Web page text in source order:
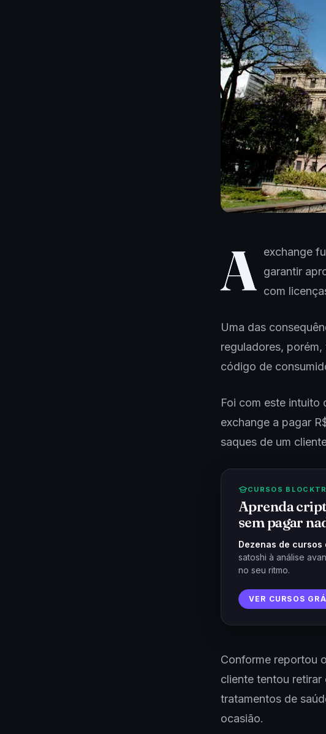
A exchange
garantir
com
Uma das
reguladores,
código de
Foi com este intuito
exchange a pagar
saques de um
CURSOS
Aprenda
sem pagar
Dezenas de cursos
satoshi à análise
no seu ritmo.
VER CURSOS
Conforme reportou
cliente tentou retirar
tratamentos de
ocasião.